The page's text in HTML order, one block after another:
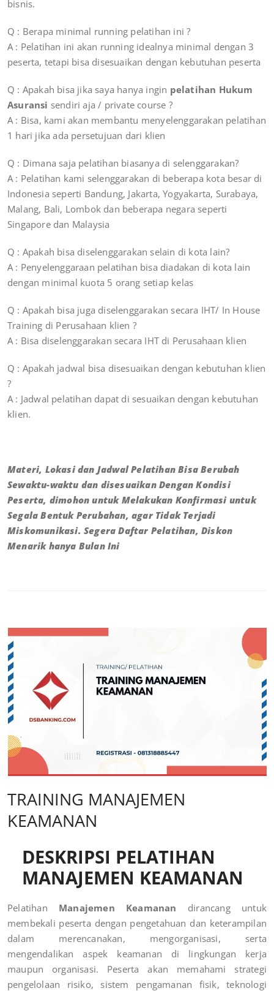
bisnis.
Q : Berapa minimal running pelatihan ini ?
A : Pelatihan ini akan running idealnya minimal dengan 3
peserta, tetapi bisa disesuaikan dengan kebutuhan peserta
Q : Apakah bisa jika saya hanya ingin pelatihan Hukum
Asuransi sendiri aja / private course ?
A : Bisa, kami akan membantu menyelenggarakan pelatihan
1 hari jika ada persetujuan dari klien
Q : Dimana saja pelatihan biasanya di selenggarakan?
A : Pelatihan kami selenggarakan di beberapa kota besar di
Indonesia seperti Bandung, Jakarta, Yogyakarta, Surabaya,
Malang, Bali, Lombok dan beberapa negara seperti
Singapore dan Malaysia
Q : Apakah bisa diselenggarakan selain di kota lain?
A : Penyelenggaraan pelatihan bisa diadakan di kota lain
dengan minimal kuota 5 orang setiap kelas
Q : Apakah bisa juga diselenggarakan secara IHT/ In House
Training di Perusahaan klien ?
A : Bisa diselenggarakan secara IHT di Perusahaan klien
Q : Apakah jadwal bisa disesuaikan dengan kebutuhan klien
?
A : Jadwal pelatihan dapat di sesuaikan dengan kebutuhan
klien.
Materi, Lokasi dan Jadwal Pelatihan Bisa Berubah
Sewaktu-waktu dan disesuaikan Dengan Kondisi
Peserta, dimohon untuk Melakukan Konfirmasi untuk
Segala Bentuk Perubahan, agar Tidak Terjadi
Miskomunikasi. Segera Daftar Pelatihan, Diskon
Menarik hanya Bulan Ini
TRAINING MANAJEMEN
KEAMANAN
DESKRIPSI PELATIHAN
MANAJEMEN KEAMANAN
Pelatihan Manajemen Keamanan dirancang untuk
membekali peserta dengan pengetahuan dan keterampilan
dalam merencanakan, mengorganisasi, serta
mengendalikan aspek keamanan di lingkungan kerja
maupun organisasi. Peserta akan memahami strategi
pengelolaan risiko, sistem pengamanan fisik, teknologi